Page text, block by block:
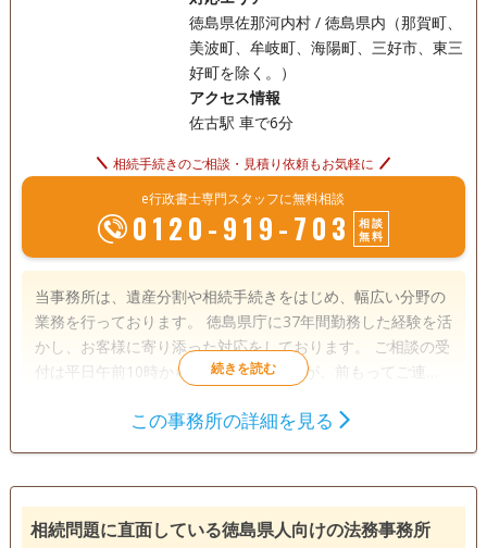
徳島県佐那河内村 / 徳島県内（那賀町、
美波町、牟岐町、海陽町、三好市、東三
好町を除く。）
アクセス情報
佐古駅 車で6分
相続手続きのご相談・見積り依頼もお気軽に
e行政書士専門スタッフに無料相談
0120-919-703
相談
無料
当事務所は、遺産分割や相続手続きをはじめ、幅広い分野の
業務を行っております。 徳島県庁に37年間勤務した経験を活
かし、お客様に寄り添った対応をしております。 ご相談の受
付は平日午前10時から午後6時までですが、前もってご連絡
も無料ですのでお気軽にご相談ください。
遺産分割
相続人調査
この事務所の詳細を見る
相続問題に直面している徳島県人向けの法務事務所